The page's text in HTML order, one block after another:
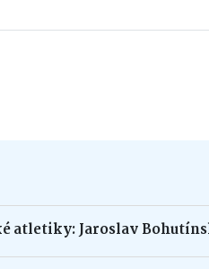
atletiky: Jaroslav